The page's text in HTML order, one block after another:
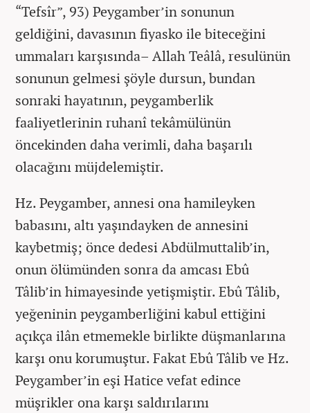
“Tefsîr”, 93) Peygamber’in sonunun
geldiğini, davasının fiyasko ile biteceğini
ummaları karşısında– Allah Teâlâ, resulünün
sonunun gelmesi şöyle dursun, bundan
sonraki hayatının, peygamberlik
faaliyetlerinin ruhanî tekâmülünün
öncekinden daha verimli, daha başarılı
olacağını müjdelemiştir.
Hz. Peygamber, annesi ona hamileyken
babasını, altı yaşındayken de annesini
kaybetmiş; önce dedesi Abdülmuttalib’in,
onun ölümünden sonra da amcası Ebû
Tâlib’in himayesinde yetişmiştir. Ebû Tâlib,
yeğeninin peygamberliğini kabul ettiğini
açıkça ilân etmemekle birlikte düşmanlarına
karşı onu korumuştur. Fakat Ebû Tâlib ve Hz.
Peygamber’in eşi Hatice vefat edince
müşrikler ona karşı saldırılarını